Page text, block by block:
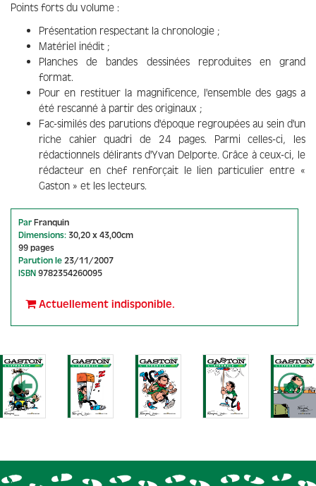
Points forts du volume :
Présentation respectant la chronologie ;
Matériel inédit ;
Planches de bandes dessinées reproduites en grand
format.
Pour en restituer la magnificence, l'ensemble des gags a
été rescanné à partir des originaux ;
Fac-similés des parutions d'époque regroupées au sein d'un
riche cahier quadri de 24 pages. Parmi celles-ci, les
rédactionnels délirants d'Yvan Delporte. Grâce à ceux-ci, le
rédacteur en chef renforçait le lien particulier entre «
Gaston » et les lecteurs.
ParFranquin
Dimensions: 30,20 x 43,00cm
99 pages
Parution le23/11/2007
ISBN9782354260095
Actuellement indisponible.